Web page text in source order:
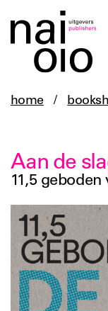
home /
Aan de
11,5